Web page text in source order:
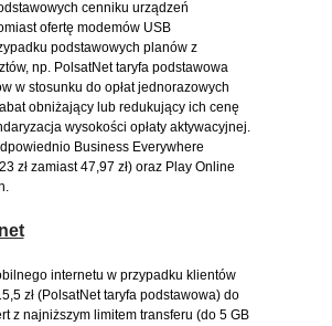
cenniku urządzeń
ofertę modemów USB
podstawowych planów z
np. PolsatNet taryfa podstawowa
w stosunku do opłat jednorazowych
obniżający lub redukujący ich cenę
wysokości opłaty aktywacyjnej.
Business Everywhere
zł zamiast 47,97 zł) oraz Play Online
internetu w przypadku klientów
zł (PolsatNet taryfa podstawowa) do
z najniższym limitem transferu (do 5 GB